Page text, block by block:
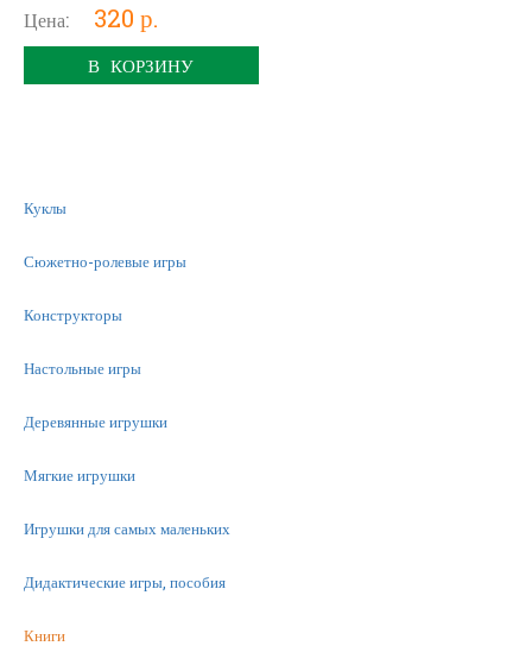
Цена: 320 р.
В КОРЗИНУ
Куклы
Сюжетно-ролевые игры
Конструкторы
Настольные игры
Деревянные игрушки
Мягкие игрушки
Игрушки для самых маленьких
Дидактические игры, пособия
Книги